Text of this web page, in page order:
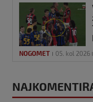
NOGOMET 05. kol 2026